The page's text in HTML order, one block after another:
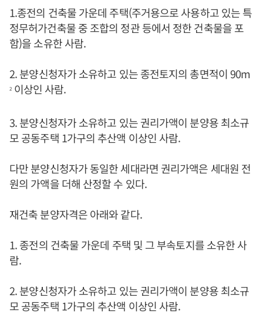
1.종전의 건축물 가운데 주택(주거용으로 사용하고 있는 특
정무허가건축물 중 조합의 정관 등에서 정한 건축물을 포
함)을 소유한 사람.
2. 분양신청자가 소유하고 있는 종전토지의 총면적이 90m
2이상인 사람.
3. 분양신청자가 소유하고 있는 권리가액이 분양용 최소규
모 공동주택 1가구의 추산액 이상인 사람.
다만 분양신청자가 동일한 세대라면 권리가액은 세대원 전
원의 가액을 더해 산정할 수 있다.
재건축 분양자격은 아래와 같다.
1. 종전의 건축물 가운데 주택 및 그 부속토지를 소유한 사
람.
2. 분양신청자가 소유하고 있는 권리가액이 분양용 최소규
모 공동주택 1가구의 추산액 이상인 사람.